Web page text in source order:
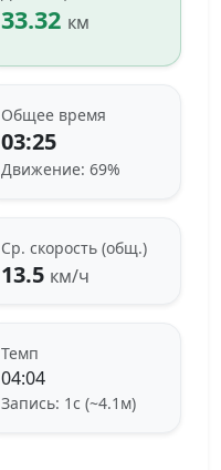
33.32 км
Общее время
03:25
Движение: 69%
Ср. скорость (общ.)
13.5 км/ч
Темп
04:04
Запись: 1с (~4.1м)